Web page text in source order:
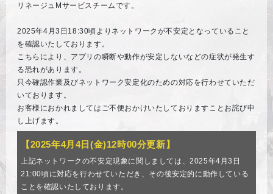
リネージュMサービスチームです。
2025年4月3日18:30頃よりネットワークが不安定となっていること
を確認いたしております。
こちらにより、アプリの瞬断や動作が安定しないなどの症状が発生す
る恐れがあります。
只今確認作業及びネットワーク安定化のための対応を行わせていただ
いております。
お客様におかれましてはご不便おかけいたしておりますことお詫び申
し上げます。
【2025年4月4日(金)12時00分更新】
上記ネットワークの不安定現象に関しましては、2025年4月3日
21:00頃に対応を行わせていただき、その後安定的に動作している
ことを確認いたしております。